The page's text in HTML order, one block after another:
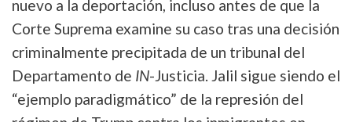
nuevo a la deportación, incluso antes de que la
Corte Suprema examine su caso tras una decisión
criminalmente precipitada de un tribunal del
Departamento de IN-Justicia. Jalil sigue siendo el
“ejemplo paradigmático” de la represión del